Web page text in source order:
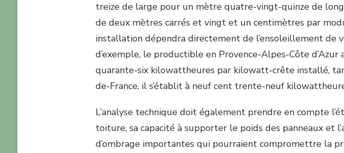
treize de large pour un mètre quatre-vingt-quinze de
de deux mètres carrés et vingt et un centimètres par
installation dépendra directement de l’ensoleillement de
d’exemple, le productible en Provence-Alpes-Côte
quarante-six kilowattheures par kilowatt-crête installé,
de-France, il s’établit à neuf cent trente-neuf
L’analyse technique doit également prendre en compte
toiture, sa capacité à supporter le poids des panneaux et
d’ombrage importantes qui pourraient compromettre la